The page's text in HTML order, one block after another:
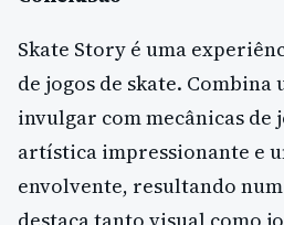
Skate Story é uma
de jogos de skate. Combina
invulgar com mecânicas de
artística impressionante e
envolvente, resultando